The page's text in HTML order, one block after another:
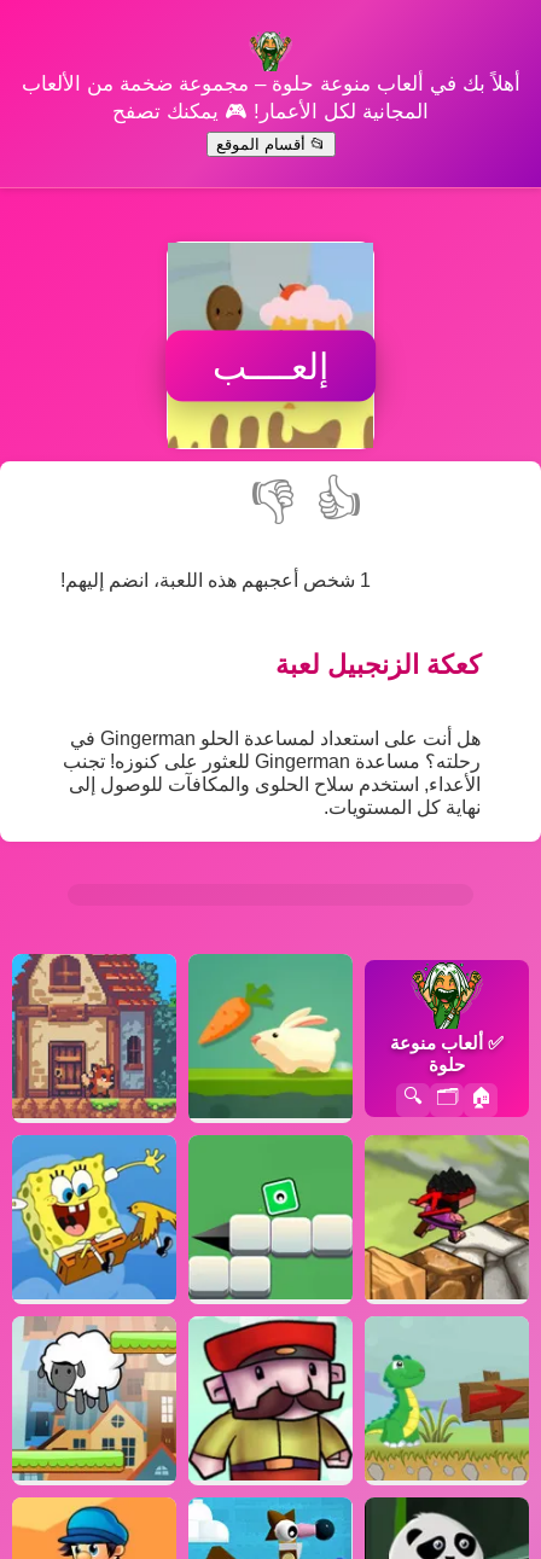
أهلاً بك في ألعاب منوعة حلوة – مجموعة ضخمة من الألعاب
المجانية لكل الأعمار! 🎮 يمكنك تصفح
📂 أقسام الموقع
إلعــــب
👍
👎
1 شخص أعجبهم هذه اللعبة، انضم إليهم!
كعكة الزنجبيل لعبة
هل أنت على استعداد لمساعدة الحلو Gingerman في
رحلته؟ مساعدة Gingerman للعثور على كنوزه! تجنب
الأعداء, استخدم سلاح الحلوى والمكافآت للوصول إلى
نهاية كل المستويات.
✅ ألعاب منوعة
حلوة
🏠
🗂️
🔍